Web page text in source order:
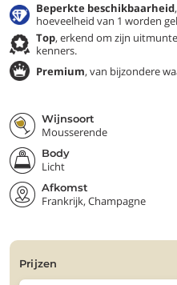
Beperkte beschikbaarheid
hoeveelheid van 1 worden
Top, erkend om zijn
kenners.
Premium, van bijzondere
Wijnsoort
Mousserende
Body
Licht
Afkomst
Frankrijk, Champagne
prijzen